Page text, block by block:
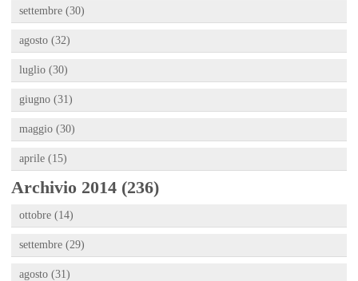
settembre (30)
agosto (32)
luglio (30)
giugno (31)
maggio (30)
aprile (15)
Archivio 2014 (236)
ottobre (14)
settembre (29)
agosto (31)